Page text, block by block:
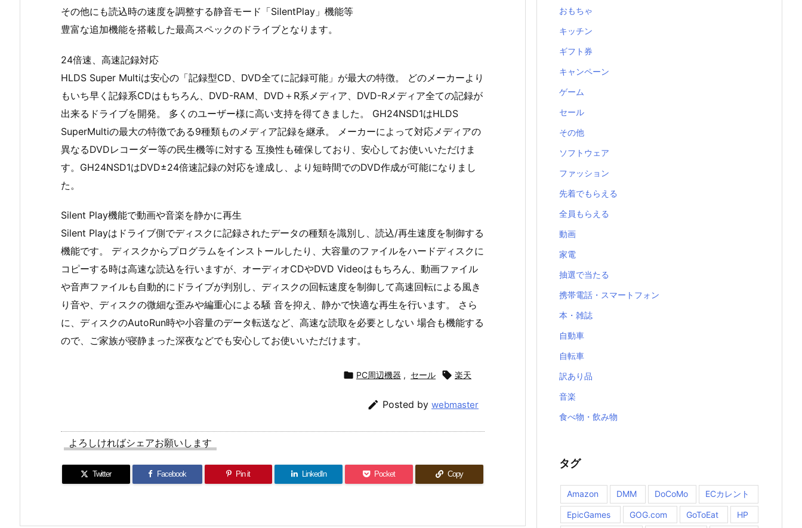
その他にも読込時の速度を調整する静音モード「SilentPlay」機能等
豊富な追加機能を搭載した最高スペックのドライブとなります。
24倍速、高速記録対応
HLDS Super Multiは安心の「記録型CD、DVD全てに記録可能」が最大の特徴。 どのメーカーより
もいち早く記録系CDはもちろん、DVD-RAM、DVD＋R系メディア、DVD-Rメディア全ての記録が
出来るドライブを開発。 多くのユーザー様に高い支持を得てきました。 GH24NSD1はHLDS
SuperMultiの最大の特徴である9種類ものメディア記録を継承。 メーカーによって対応メディアの
異なるDVDレコーダー等の民生機等に対する 互換性も確保しており、安心してお使いいただけま
す。GH24NSD1はDVD±24倍速記録の対応を達成し、より短時間でのDVD作成が可能になりまし
た。
Silent Play機能で動画や音楽を静かに再生
Silent Playはドライブ側でディスクに記録されたデータの種類を識別し、読込/再生速度を制御する
機能です。 ディスクからプログラムをインストールしたり、大容量のファイルをハードディスクに
コピーする時は高速な読込を行いますが、オーディオCDやDVD Videoはもちろん、動画ファイル
や音声ファイルも自動的にドライブが判別し、ディスクの回転速度を制御して高速回転による風き
り音や、ディスクの微細な歪みや編重心による騒 音を抑え、静かで快適な再生を行います。 さら
に、ディスクのAutoRun時や小容量のデータ転送など、高速な読取を必要としない 場合も機能する
ので、ご家族が寝静まった深夜などでも安心してお使いいただけます。
 PC周辺機器 , セール  楽天
 Posted by webmaster
よろしければシェアお願いします
Twitter Facebook Pin it LinkedIn Pocket Copy
おもちゃ
キッチン
ギフト券
キャンペーン
ゲーム
セール
その他
ソフトウェア
ファッション
先着でもらえる
全員もらえる
動画
家電
抽選で当たる
携帯電話・スマートフォン
本・雑誌
自動車
自転車
訳あり品
音楽
食べ物・飲み物
タグ
Amazon DMM DoCoMo ECカレント
EpicGames GOG.com GoToEat
HP